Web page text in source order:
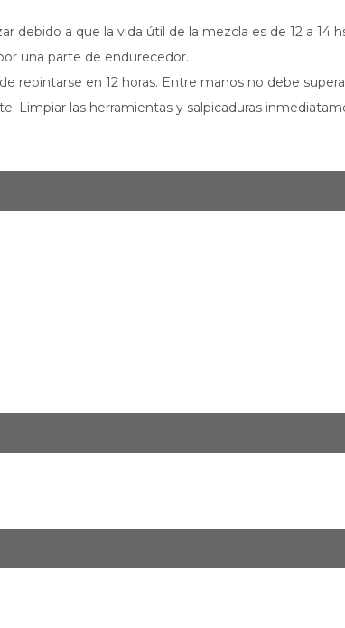
debido a que la vida útil de la mezcla es de 12 a 14
una parte de endurecedor.
repintarse en 12 horas. Entre manos no debe
Limpiar las herramientas y salpicaduras